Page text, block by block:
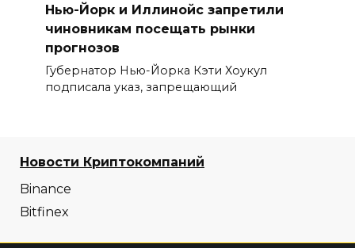
Нью-Йорк и Иллинойс запретили
чиновникам посещать рынки
прогнозов
Губернатор Нью-Йорка Кэти Хоукул
подписала указ, запрещающий
Новости Криптокомпаний
Binance
Bitfinex